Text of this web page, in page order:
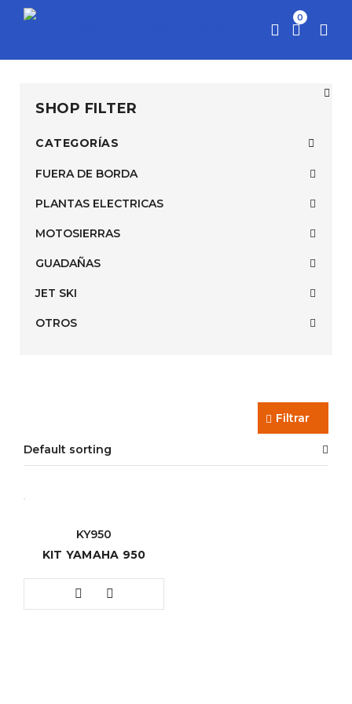
0
SHOP FILTER
CATEGORÍAS
FUERA DE BORDA
PLANTAS ELECTRICAS
MOTOSIERRAS
GUADAÑAS
JET SKI
OTROS
Filtrar
Default sorting
KY950
KIT YAMAHA 950